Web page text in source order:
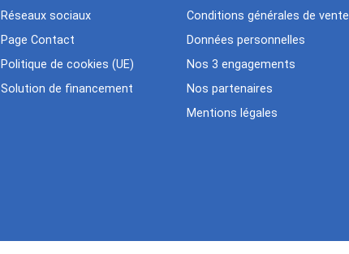
Réseaux sociaux
Page Contact
Politique de cookies (UE)
Solution de financement
Conditions générales de vente
Données personnelles
Nos 3 engagements
Nos partenaires
Mentions légales